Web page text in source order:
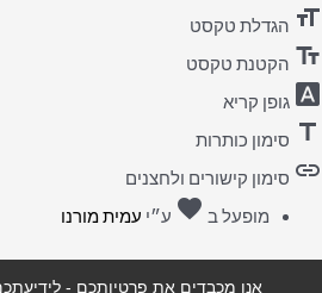
format_size הגדלת טקסט
text_fields הקטנת טקסט
font_download גופן קריא
title סימון כותרות
link סימון קישורים ולחצנים
מופעל ב favorite אהבה
ע״י עמית מורנו
אנו מכבדים את פרטיותכם -